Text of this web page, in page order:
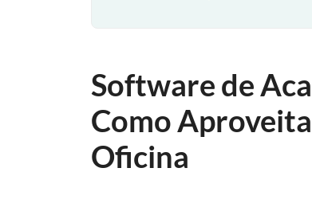
Software de
Como
Oficina